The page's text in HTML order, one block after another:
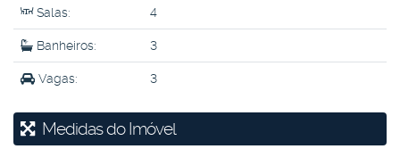
Salas: 4
Banheiros: 3
Vagas: 3
Medidas do Imóvel